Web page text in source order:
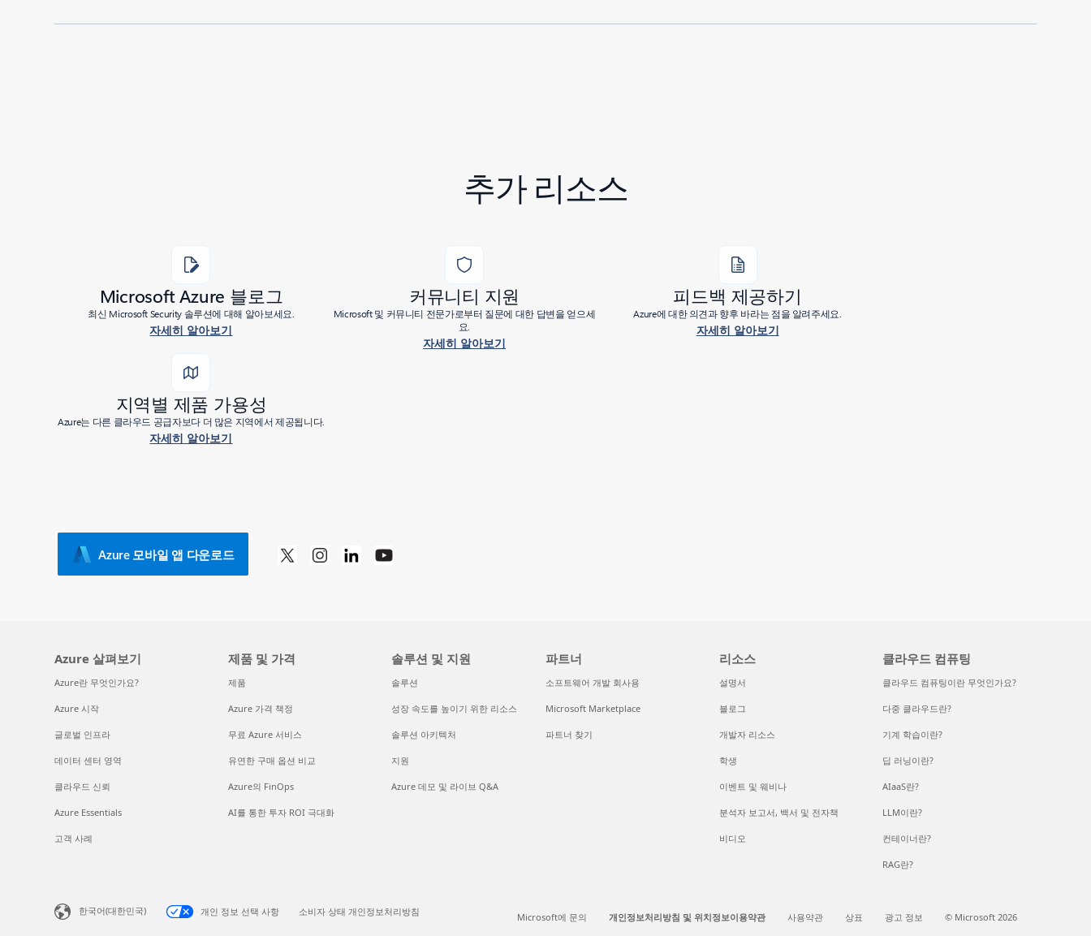
03/07/2024
추가 리소스
Microsoft Azure 블로그
최신 Microsoft Security 솔루션에 대해 알아보세요.
자세히 알아보기
커뮤니티 지원
Microsoft 및 커뮤니티 전문가로부터 질문에 대한 답변을 얻으세
요.
자세히 알아보기
피드백 제공하기
Azure에 대한 의견과 향후 바라는 점을 알려주세요.
자세히 알아보기
지역별 제품 가용성
Azure는 다른 클라우드 공급자보다 더 많은 지역에서 제공됩니다.
자세히 알아보기
Azure 모바일 앱 다운로드
Azure 살펴보기
Azure란 무엇인가요?
Azure 시작
글로벌 인프라
데이터 센터 영역
클라우드 신뢰
Azure Essentials
고객 사례
제품 및 가격
제품
Azure 가격 책정
무료 Azure 서비스
유연한 구매 옵션 비교
Azure의 FinOps
AI를 통한 투자 ROI 극대화
솔루션 및 지원
솔루션
성장 속도를 높이기 위한 리소스
솔루션 아키텍처
지원
Azure 데모 및 라이브 Q&A
파트너
소프트웨어 개발 회사용
Microsoft Marketplace
파트너 찾기
리소스
설명서
블로그
개발자 리소스
학생
이벤트 및 웨비나
분석자 보고서, 백서 및 전자책
비디오
클라우드 컴퓨팅
클라우드 컴퓨팅이란 무엇인가요?
다중 클라우드란?
기계 학습이란?
딥 러닝이란?
AIaaS란?
LLM이란?
컨테이너란?
RAG란?
한국어(대한민국) 개인 정보 선택 사항 소비자 상태 개인정보처리방침 Microsoft에 문의 개인정보처리방침 및 위치정보이용약관 사용약관 상표 광고 정보 © Microsoft 2026